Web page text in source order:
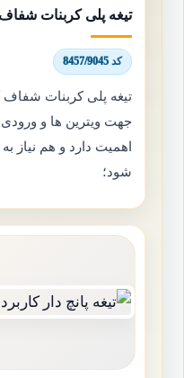
تیغه پلی کربنات
کد 8457/9045
تیغه پلی کربنات شفاف
جهت ویترین ها و
اهمیت دارد و هم
شود؛